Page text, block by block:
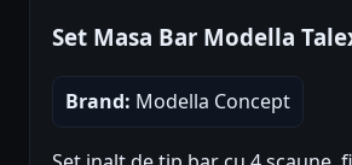
Set Masa Bar Modella
Brand: Modella Concept